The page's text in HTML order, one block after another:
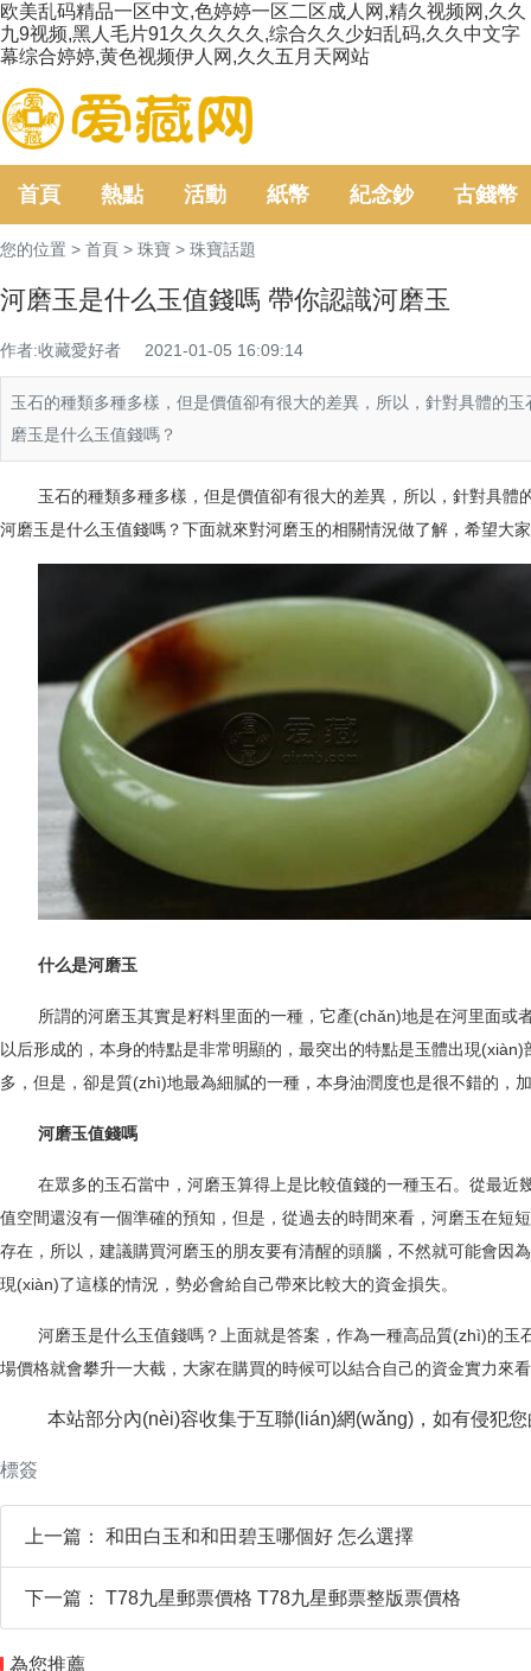
欧美乱码精品一区中文,色婷婷一区二区成人网,精久视频网,久久
九9视频,黑人毛片91久久久久久,综合久久少妇乱码,久久中文字
幕综合婷婷,黄色视频伊人网,久久五月天网站
首頁 熱點 活動 紙幣 紀念鈔 古錢幣
您的位置 > 首頁 > 珠寶 > 珠寶話題
河磨玉是什么玉值錢嗎 帶你認識河磨玉
作者:收藏愛好者 2021-01-05 16:09:14
玉石的種類多種多樣，但是價值卻有很大的差異，所以，針對具體
磨玉是什么玉值錢嗎？
玉石的種類多種多樣，但是價值卻有很大的差異，所以，針對具
河磨玉是什么玉值錢嗎？下面就來對河磨玉的相關情況做了解，希望
什么是河磨玉
所謂的河磨玉其實是籽料里面的一種，它產(chǎn)地是在河里面或者
以后形成的，本身的特點是非常明顯的，最突出的特點是玉體出現
多，但是，卻是質(zhì)地最為細膩的一種，本身油潤度也是很不錯的
河磨玉值錢嗎
在眾多的玉石當中，河磨玉算得上是比較值錢的一種玉石。從最
值空間還沒有一個準確的預知，但是，從過去的時間來看，河磨玉在短
存在，所以，建議購買河磨玉的朋友要有清醒的頭腦，不然就可能
現(xiàn)了這樣的情況，勢必會給自己帶來比較大的資金損失。
河磨玉是什么玉值錢嗎？上面就是答案，作為一種高品質(zhì)的玉石
場價格就會攀升一大截，大家在購買的時候可以結合自己的資金實力來
本站部分內(nèi)容收集于互聯(lián)網(wǎng)，如有侵犯
標簽
上一篇： 和田白玉和和田碧玉哪個好 怎么選擇
下一篇： T78九星郵票價格 T78九星郵票整版票價格
為您推薦